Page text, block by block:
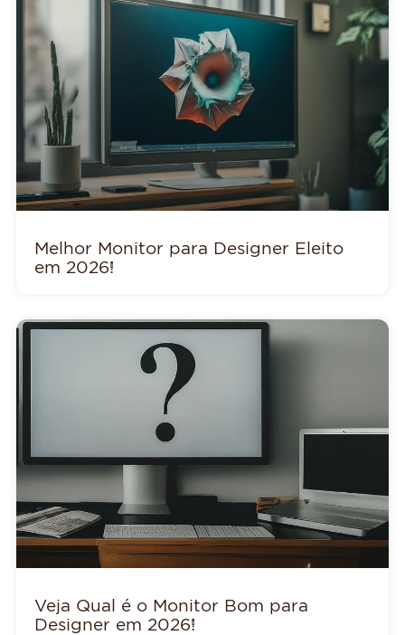
Melhor Monitor para Designer Eleito
em 2026!
Veja Qual é o Monitor Bom para
Designer em 2026!